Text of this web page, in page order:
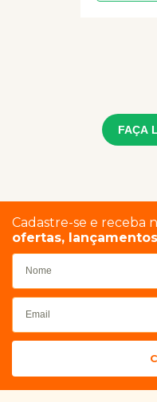
FAÇA
Cadastre-se e receba
ofertas,